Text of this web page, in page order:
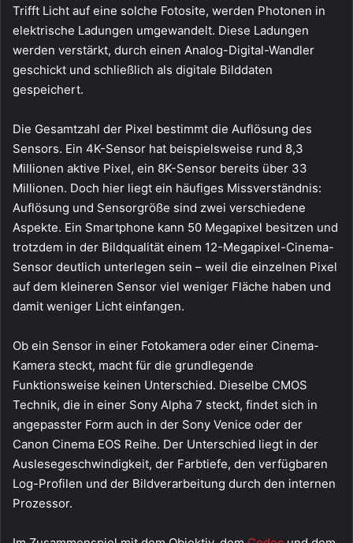
Trifft Licht auf eine solche Fotosite, werden Photonen in
elektrische Ladungen umgewandelt. Diese Ladungen
werden verstärkt, durch einen Analog-Digital-Wandler
geschickt und schließlich als digitale Bilddaten
gespeichert.
Die Gesamtzahl der Pixel bestimmt die Auflösung des
Sensors. Ein 4K-Sensor hat beispielsweise rund 8,3
Millionen aktive Pixel, ein 8K-Sensor bereits über 33
Millionen. Doch hier liegt ein häufiges Missverständnis:
Auflösung und Sensorgröße sind zwei verschiedene
Aspekte. Ein Smartphone kann 50 Megapixel besitzen und
trotzdem in der Bildqualität einem 12-Megapixel-Cinema-
Sensor deutlich unterlegen sein – weil die einzelnen Pixel
auf dem kleineren Sensor viel weniger Fläche haben und
damit weniger Licht einfangen.
Ob ein Sensor in einer Fotokamera oder einer Cinema-
Kamera steckt, macht für die grundlegende
Funktionsweise keinen Unterschied. Dieselbe CMOS
Technik, die in einer Sony Alpha 7 steckt, findet sich in
angepasster Form auch in der Sony Venice oder der
Canon Cinema EOS Reihe. Der Unterschied liegt in der
Auslesegeschwindigkeit, der Farbtiefe, den verfügbaren
Log-Profilen und der Bildverarbeitung durch den internen
Prozessor.